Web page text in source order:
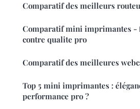
Comparatif des meilleurs
Comparatif mini imprimantes -
contre qualite pro
Comparatif des meilleures
Top 5 mini imprimantes :
performance pro ?